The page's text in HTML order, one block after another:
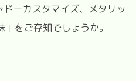
ーカスタマイズ、メタリッ
をご存知でしょうか。